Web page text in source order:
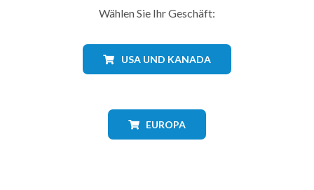
Wählen Sie Ihr Geschäft:
USA UND KANADA
EUROPA